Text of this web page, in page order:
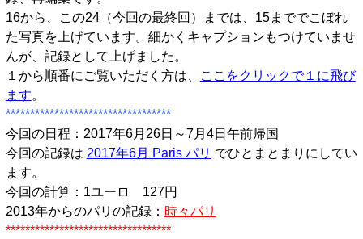
16から、この24（今回の最終回）までは、15まででこぼれ
た写真を上げています。細かくキャプションもつけていませ
んが、記録として上げました。
１から順番にご覧いただく方は、
ここをクリックで１に飛び
ます。
**********************************
今回の日程：2017年6月26日～7月4日午前帰国
今回の記録は 2017年6月 Paris パリ でひとまとまりにしてい
ます。
今回の計算：1ユーロ 127円
2013年からのパリの記録： 時々パリ
**********************************